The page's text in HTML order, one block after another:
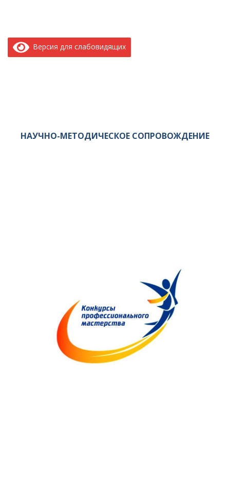
Версия для слабовидящих
НАУЧНО-МЕТОДИЧЕСКОЕ СОПРОВОЖДЕНИЕ